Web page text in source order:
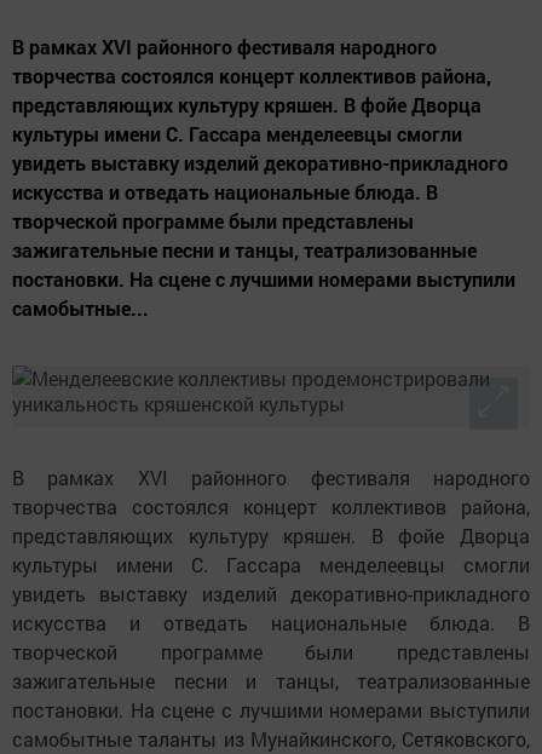
В рамках XVI районного фестиваля народного
творчества состоялся концерт коллективов района,
представляющих культуру кряшен. В фойе Дворца
культуры имени С. Гассара менделеевцы смогли
увидеть выставку изделий декоративно-прикладного
искусства и отведать национальные блюда. В
творческой программе были представлены
зажигательные песни и танцы, театрализованные
постановки. На сцене с лучшими номерами выступили
самобытные...
В рамках XVI районного фестиваля народного
творчества состоялся концерт коллективов района,
представляющих культуру кряшен. В фойе Дворца
культуры имени С. Гассара менделеевцы смогли
увидеть выставку изделий декоративно-прикладного
искусства и отведать национальные блюда. В
творческой программе были представлены
зажигательные песни и танцы, театрализованные
постановки. На сцене с лучшими номерами выступили
самобытные таланты из Мунайкинского, Сетяковского,